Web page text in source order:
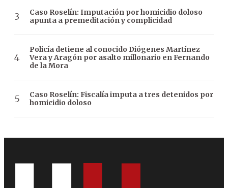
Caso Roselín: Imputación por homicidio doloso
apunta a premeditación y complicidad
Policía detiene al conocido Diógenes Martínez
Vera y Aragón por asalto millonario en Fernando
de la Mora
Caso Roselín: Fiscalía imputa a tres detenidos por
homicidio doloso